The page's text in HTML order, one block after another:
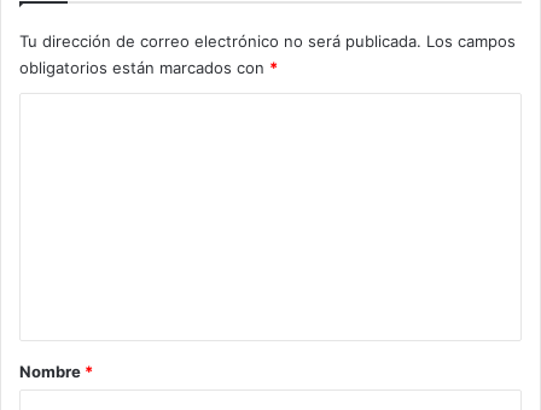
Tu dirección de correo electrónico no será publicada. Los campos
obligatorios están marcados con *
r
Nombre *